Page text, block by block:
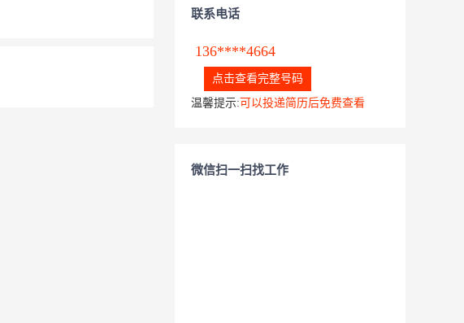
联系电话
136****4664
点击查看完整号码
温馨提示: 可以投递简历后免费查看
微信扫一扫找工作